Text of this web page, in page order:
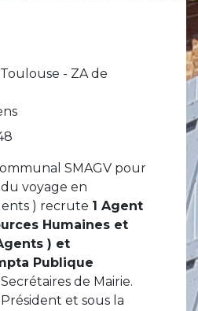
- ZA de
SMAGV pour
du voyage en
) recrute 1 Agent
Humaines et
) et
Publique
de Mairie.
et sous la